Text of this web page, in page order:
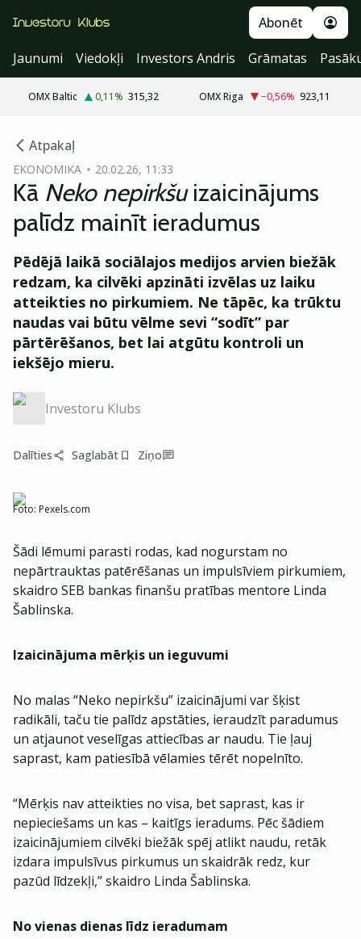
Abonēt
Jaunumi
Viedokļi Investors Andris Grāmatas
OMX Baltic 0,11% 315,32 OMX Riga −0,56% 923,11
Atpakaļ
EKONOMIKA 20.02.26, 11:33
Kā Neko nepirkšuizaicinājums
palīdz mainīt ieradumus
Pēdējā laikā sociālajos medijos arvien biežāk
redzam, ka cilvēki apzināti izvēlas uz laiku
atteikties no pirkumiem. Ne tāpēc, ka trūktu
naudas vai būtu vēlme sevi “sodīt” par
pārtērēšanos, bet lai atgūtu kontroli un
iekšējo mieru.
Investoru Klubs
Dalīties Saglabāt Ziņo
Foto: Pexels.com
Šādi lēmumi parasti rodas, kad nogurstam no
nepārtrauktas patērēšanas un impulsīviem pirkumiem,
skaidro SEB bankas finanšu pratības mentore Linda
Šablinska.
Izaicinājuma mērķis un ieguvumi
No malas “Neko nepirkšu” izaicinājumi var šķist
radikāli, taču tie palīdz apstāties, ieraudzīt paradumus
un atjaunot veselīgas attiecības ar naudu. Tie ļauj
saprast, kam patiesībā vēlamies tērēt nopelnīto.
“Mērķis nav atteikties no visa, bet saprast, kas ir
nepieciešams un kas – kaitīgs ieradums. Pēc šādiem
izaicinājumiem cilvēki biežāk spēj atlikt naudu, retāk
izdara impulsīvus pirkumus un skaidrāk redz, kur
pazūd līdzekļi,” skaidro Linda Šablinska.
No vienas dienas līdz ieradumam